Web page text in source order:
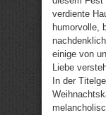
verdiente
humorvolle,
einige von
Liebe
In der